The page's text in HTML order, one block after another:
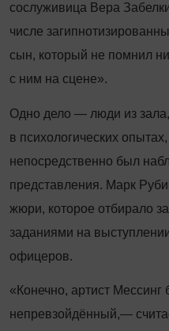
сослуживица Вера
числе
сын, который не помнил
с ним на сцене».
Одно дело — люди из
в психологических
непосредственно был
представления. Марк
жюри, которое отбирало
заданиями на
офицеров.
«Конечно, артист Мессинг
непревзойдённый,—